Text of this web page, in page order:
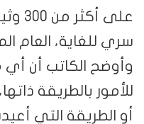
على
سري للغاية، العام
وأوضح الكاتب أن أي
للأمور بالطريقة
أو الطريقة التي